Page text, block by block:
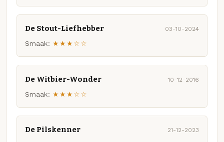
De Stout-Liefhebber 03-10-2024
Smaak: ★★★☆☆
De Witbier-Wonder 10-12-2016
Smaak: ★★★☆☆
De Pilskenner 21-12-2023